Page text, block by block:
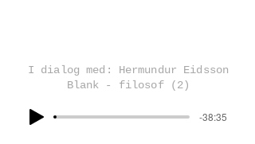
I dialog med: Hermundur Eidsson
Blank - filosof (2)
-38:35